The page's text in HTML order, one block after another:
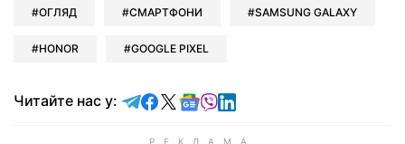
ОГЛЯД СМАРТФОНИ SAMSUNG GALAXY
HONOR GOOGLE PIXEL
Читайте нас у: Читайте у Telegram
Читайте у Facebook
Читайте у X
Читайте у Google news
Читайте у Viber
Читайте у LinkedIn